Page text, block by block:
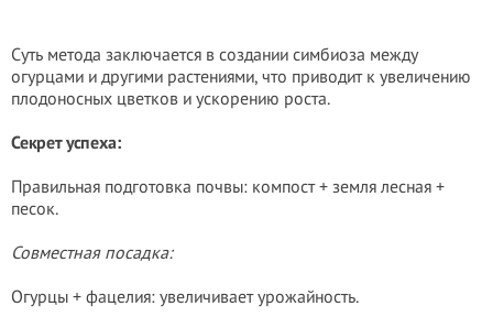
Суть метода заключается в создании симбиоза между
огурцами и другими растениями, что приводит к увеличению
плодоносных цветков и ускорению роста.
Секрет успеха:
Правильная подготовка почвы: компост + земля лесная +
песок.
Совместная посадка:
Огурцы + фацелия: увеличивает урожайность.